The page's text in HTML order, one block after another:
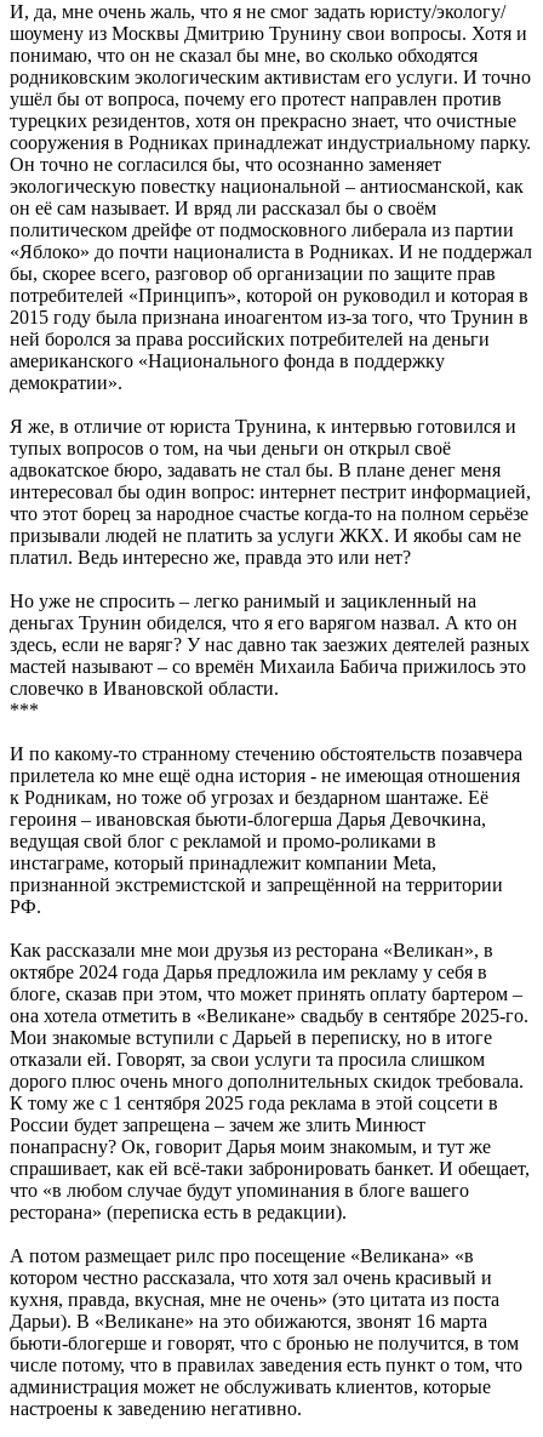
И, да, мне очень жаль, что я не смог задать юристу/экологу/
шоумену из Москвы Дмитрию Трунину свои вопросы. Хотя и
понимаю, что он не сказал бы мне, во сколько обходятся
родниковским экологическим активистам его услуги. И точно
ушёл бы от вопроса, почему его протест направлен против
турецких резидентов, хотя он прекрасно знает, что очистные
сооружения в Родниках принадлежат индустриальному парку.
Он точно не согласился бы, что осознанно заменяет
экологическую повестку национальной – антиосманской, как
он её сам называет. И вряд ли рассказал бы о своём
политическом дрейфе от подмосковного либерала из партии
«Яблоко» до почти националиста в Родниках. И не поддержал
бы, скорее всего, разговор об организации по защите прав
потребителей «Принципъ», которой он руководил и которая в
2015 году была признана иноагентом из-за того, что Трунин в
ней боролся за права российских потребителей на деньги
американского «Национального фонда в поддержку
демократии».
Я же, в отличие от юриста Трунина, к интервью готовился и
тупых вопросов о том, на чьи деньги он открыл своё
адвокатское бюро, задавать не стал бы. В плане денег меня
интересовал бы один вопрос: интернет пестрит информацией,
что этот борец за народное счастье когда-то на полном серьёзе
призывали людей не платить за услуги ЖКХ. И якобы сам не
платил. Ведь интересно же, правда это или нет?
Но уже не спросить – легко ранимый и зацикленный на
деньгах Трунин обиделся, что я его варягом назвал. А кто он
здесь, если не варяг? У нас давно так заезжих деятелей разных
мастей называют – со времён Михаила Бабича прижилось это
словечко в Ивановской области.
***
И по какому-то странному стечению обстоятельств позавчера
прилетела ко мне ещё одна история - не имеющая отношения
к Родникам, но тоже об угрозах и бездарном шантаже. Её
героиня – ивановская бьюти-блогерша Дарья Девочкина,
ведущая свой блог с рекламой и промо-роликами в
инстаграме, который принадлежит компании Meta,
признанной экстремистской и запрещённой на территории
РФ.
Как рассказали мне мои друзья из ресторана «Великан», в
октябре 2024 года Дарья предложила им рекламу у себя в
блоге, сказав при этом, что может принять оплату бартером –
она хотела отметить в «Великане» свадьбу в сентябре 2025-го.
Мои знакомые вступили с Дарьей в переписку, но в итоге
отказали ей. Говорят, за свои услуги та просила слишком
дорого плюс очень много дополнительных скидок требовала.
К тому же с 1 сентября 2025 года реклама в этой соцсети в
России будет запрещена – зачем же злить Минюст
понапрасну? Ок, говорит Дарья моим знакомым, и тут же
спрашивает, как ей всё-таки забронировать банкет. И обещает,
что «в любом случае будут упоминания в блоге вашего
ресторана» (переписка есть в редакции).
А потом размещает рилс про посещение «Великана» «в
котором честно рассказала, что хотя зал очень красивый и
кухня, правда, вкусная, мне не очень» (это цитата из поста
Дарьи). В «Великане» на это обижаются, звонят 16 марта
бьюти-блогерше и говорят, что с бронью не получится, в том
числе потому, что в правилах заведения есть пункт о том, что
администрация может не обслуживать клиентов, которые
настроены к заведению негативно.